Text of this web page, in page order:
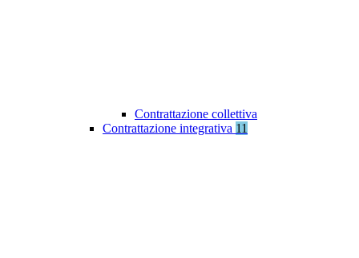
Contrattazione collettiva
Contrattazione integrativa 11